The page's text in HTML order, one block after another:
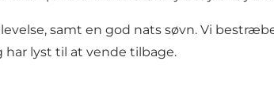
samt en god nats søvn. Vi
lyst til at vende tilbage.